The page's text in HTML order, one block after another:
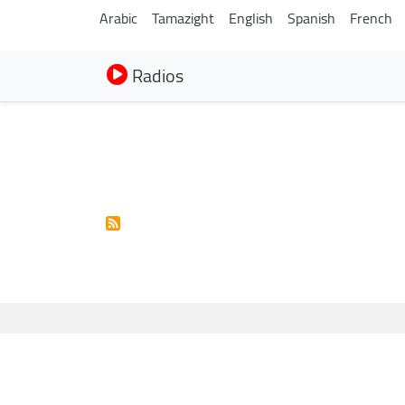
Arabic Tamazight English Spanish French
Radios